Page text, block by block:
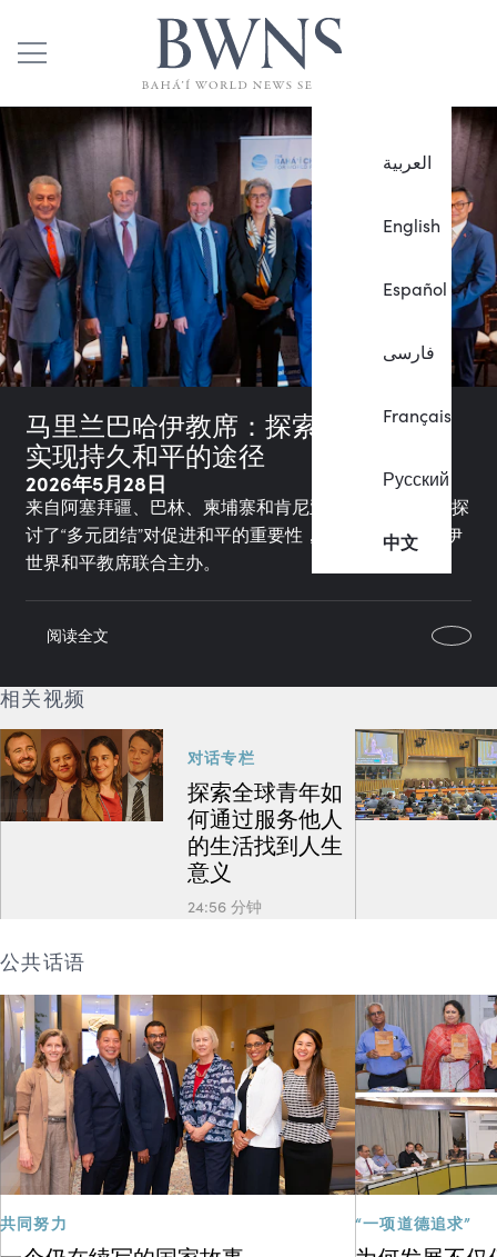
العربية
English
Español
فارسی
Français
Русский
中文
马里兰巴哈伊教席：探索多样性作为
实现持久和平的途径
2026年5月28日
来自阿塞拜疆、巴林、柬埔寨和肯尼亚的嘉宾学者共同探
讨了“多元团结”对促进和平的重要性，本次活动由巴哈伊
世界和平教席联合主办。
阅读全文
相关视频
对话专栏
探索全球青年如
何通过服务他人
的生活找到人生
意义
24:56 分钟
公共话语
共同努力 “一项道德追求”